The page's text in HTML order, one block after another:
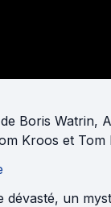
de Boris Watrin,
Kroos et Tom
dévasté, un